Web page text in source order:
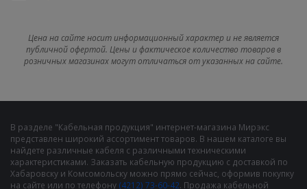
Цена на сайте носит информационный характер и не является
публичной офертой. Цены и фактическое количество товаров в
розничных магазинах могут отличаться от указанных на сайте.
В разделе "Кабельная продукция" интернет-магазина Мирэкс
представлен широкий ассортимент товаров. В нашем каталоге вы
найдете различные кабеля с различными техническими
характеристиками. Заказать кабельную продукцию с доставкой по
Хабаровску и Комсомольску можно прямо сейчас, оформив покупку
на сайте или по телефону (4212) 73-60-42. Продажа кабельной